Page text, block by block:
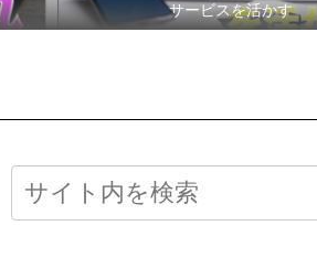
サービスを活かす